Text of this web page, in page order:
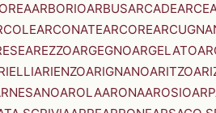
ARBORIOARBUSARCADEARCE
ARCONATEARCORE
AREZZOARGEGNOARGELATO
ARIENZOARIGNANOARITZO
AROLAARONAAROSIO